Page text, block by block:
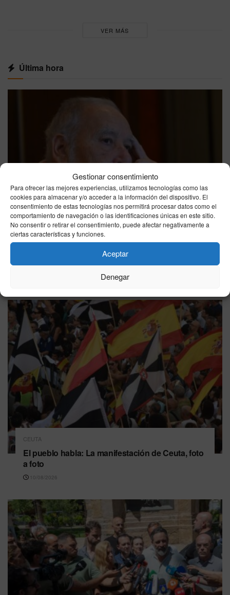
Gestionar consentimiento
Para ofrecer las mejores experiencias, utilizamos tecnologías como las
cookies para almacenar y/o acceder a la información del dispositivo. El
consentimiento de estas tecnologías nos permitirá procesar datos como el
comportamiento de navegación o las identificaciones únicas en este sitio.
No consentir o retirar el consentimiento, puede afectar negativamente a
ciertas características y funciones.
Aceptar
Denegar
VER MÁS
Última hora
CEUTA
Tahar Ben Jelloun critica la inacción policial
marroquí en Ceuta y denuncia la «hipocresía»
europea
CEUTA
El pueblo habla: La manifestación de Ceuta, foto
a foto
10/08/2026